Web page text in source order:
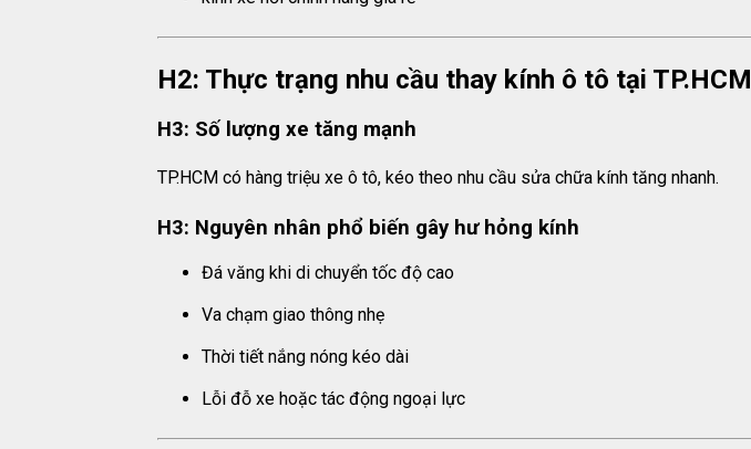
H2: Thực trạng nhu cầu thay kính ô tô tại TP.HCM
H3: Số lượng xe tăng mạnh
TP.HCM có hàng triệu xe ô tô, kéo theo nhu cầu sửa chữa kính tăng nhanh.
H3: Nguyên nhân phổ biến gây hư hỏng kính
Đá văng khi di chuyển tốc độ cao
Va chạm giao thông nhẹ
Thời tiết nắng nóng kéo dài
Lỗi đỗ xe hoặc tác động ngoại lực